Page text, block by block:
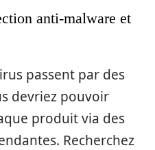
anti-malware et
passent par des
devriez pouvoir
produit via des
Recherchez